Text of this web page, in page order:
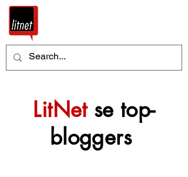
LitNetse top-
bloggers